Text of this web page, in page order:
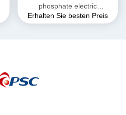
phosphate electric
motorcycle battery
Erhalten Sie besten Preis